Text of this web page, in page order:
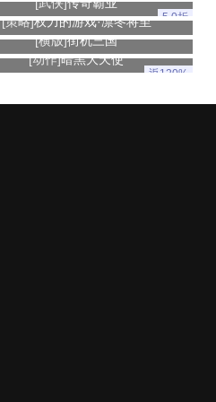
5.0折
[策略]权力的游戏·凛冬将至
[横版]街机三国
[动作]暗黑大天使
返120%